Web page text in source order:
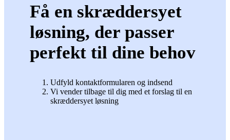
Få en skræddersyet
løsning, der passer
perfekt til dine behov
Udfyld kontaktformularen og indsend
Vi vender tilbage til dig med et forslag til en
skræddersyet løsning